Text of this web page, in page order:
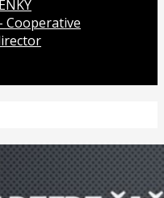
Cooperative